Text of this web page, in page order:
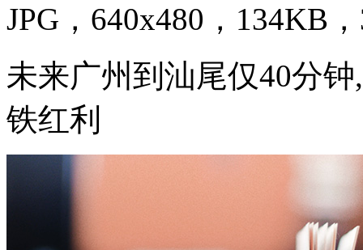
JPG，640x480，134KB
未来广州到汕尾仅40分
铁红利